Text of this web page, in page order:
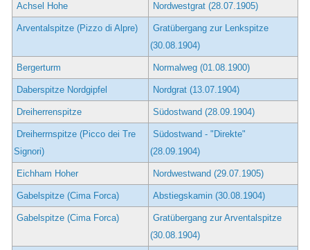
Achsel Hohe Nordwestgrat (28.07.1905)
Arventalspitze (Pizzo di Alpre)
Gratübergang zur Lenkspitze
(30.08.1904)
Bergerturm Normalweg (01.08.1900)
Daberspitze Nordgipfel Nordgrat (13.07.1904)
Dreiherrenspitze Südostwand (28.09.1904)
Dreiherrnspitze (Picco dei Tre
Signori)
Südostwand - "Direkte"
(28.09.1904)
Eichham Hoher Nordwestwand (29.07.1905)
Gabelspitze (Cima Forca) Abstiegskamin (30.08.1904)
Gabelspitze (Cima Forca)
Gratübergang zur Arventalspitze
(30.08.1904)